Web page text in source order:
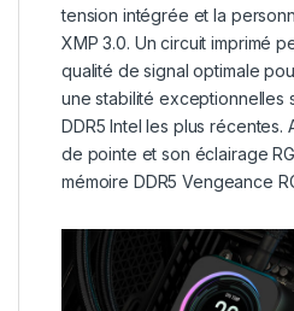
tension intégrée et la
XMP 3.0. Un circuit imprimé
qualité de signal optimale
une stabilité exceptionnelles
DDR5 Intel les plus récentes.
de pointe et son éclairage
mémoire DDR5 Vengeance